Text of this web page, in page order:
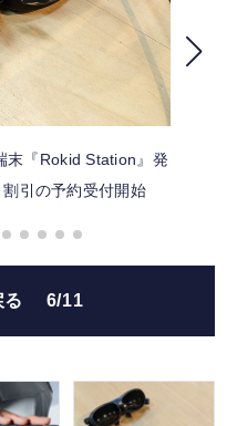
US
末『Rokid Station』発
引の予約受付開始
る 6/11